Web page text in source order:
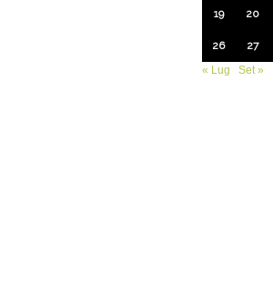
19 20
26 27
« Lug
Set »